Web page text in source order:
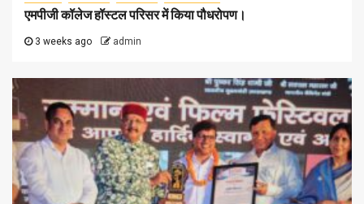
एमपीजी कॉलेज हॉस्टल परिसर में किया पौधरोपण।
3 weeks ago admin